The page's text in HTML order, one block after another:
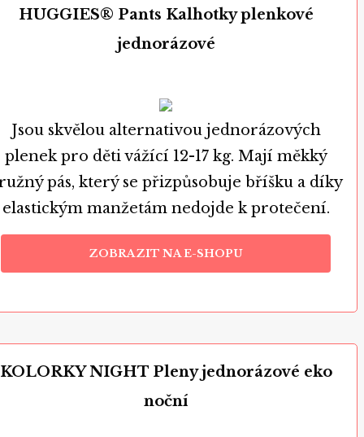
HUGGIES® Pants Kalhotky plenkové
jednorázové
Jsou skvělou alternativou jednorázových
plenek pro děti vážící 12-17 kg. Mají měkký
pás, který se přizpůsobuje bříšku a díky
elastickým manžetám nedojde k protečení.
ZOBRAZIT NA E-SHOPU
KOLORKY NIGHT Pleny jednorázové eko
noční